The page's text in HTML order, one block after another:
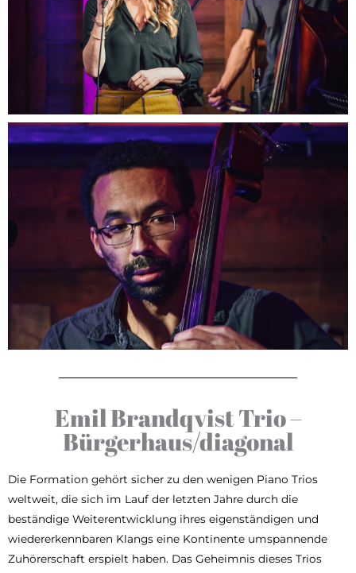
Emil Brandqvist Trio –
Bürgerhaus/diagonal
Die Formation gehört sicher zu den wenigen Piano Trios
weltweit, die sich im Lauf der letzten Jahre durch die
beständige Weiterentwicklung ihres eigenständigen und
wiedererkennbaren Klangs eine Kontinente umspannende
Zuhörerschaft erspielt haben. Das Geheimnis dieses Trios